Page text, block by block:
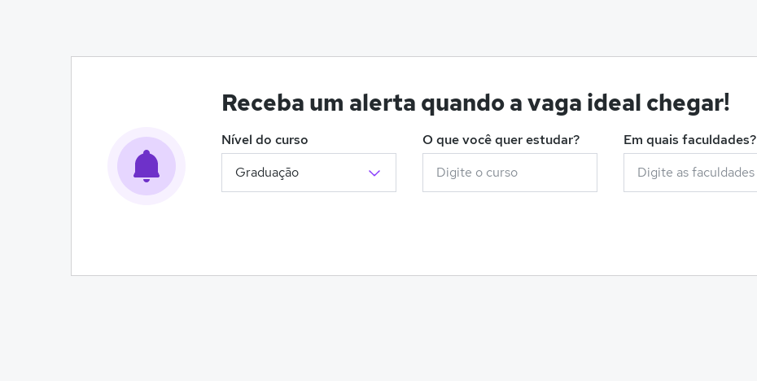
Receba um alerta quando a vaga ideal chegar!
Nível do curso O que você quer estudar? Em quais faculdades?